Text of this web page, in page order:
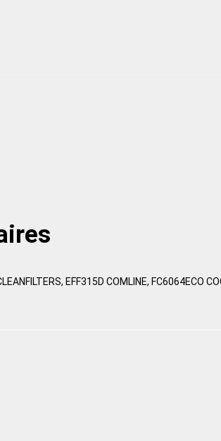
EFF315D COMLINE, FC6064ECO